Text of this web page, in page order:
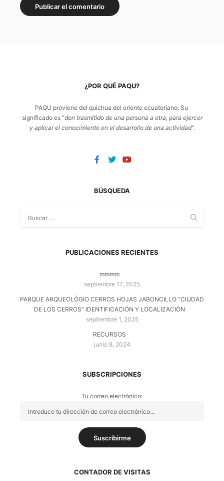
¿POR QUÉ PAQU?
PAQU proviene del quichua del oriente ecuatoriano. Su
significado es “don trasmitido de una persona a otra, para ejercer
y aplicar el conocimiento en el desarrollo de una actividad”.
BÚSQUEDA
PUBLICACIONES RECIENTES
mmmm
septiembre 17, 2025
PARQUE ARQUEOLÓGIO CERROS HOJAS JABONCILLO “CIUDAD
DE LOS CERROS” IDENTIFICACIÓN Y LOCALIZACIÓN
septiembre 1, 2025
RECURSOS
junio 8, 2024
SUBSCRIPCIONES
Tu correo electrónico:
CONTADOR DE VISITAS